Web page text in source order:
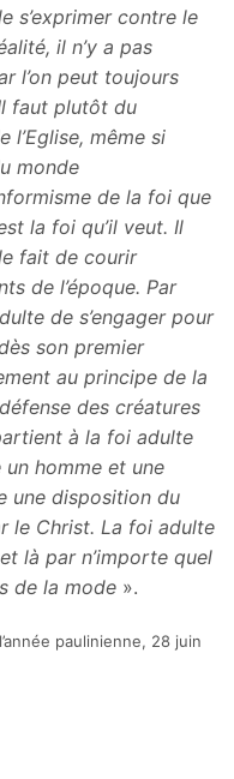
s’exprimer contre le
il n’y a pas
l’on peut toujours
faut plutôt du
l’Eglise, même si
monde
de la foi que
la foi qu’il veut. Il
fait de courir
de l’époque. Par
de s’engager pour
son premier
au principe de la
des créatures
à la foi adulte
homme et une
une disposition du
le Christ. La foi adulte
là par n’importe quel
de la mode ».
paulinienne, 28 juin